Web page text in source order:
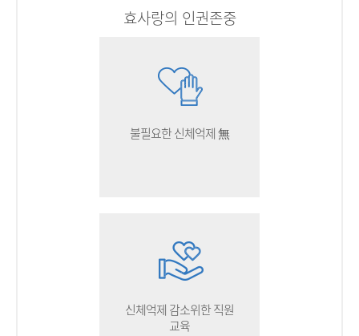
효사랑의 인권존중
불필요한 신체억제 無
신체억제 감소위한 직원
교육